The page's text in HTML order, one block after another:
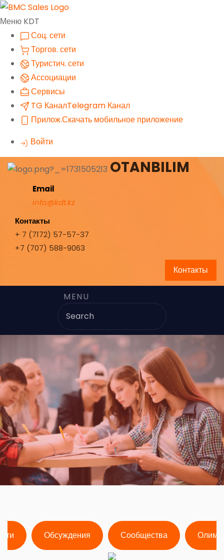
Меню KDT
Соц. сети
Торгов. сети
Туристич. сети
Ассоциации
Сервисы
TG КаналTelegram Канал
Прилож.Скачать мобильное приложение
Войти
OTANBILIM
Email
info@kdt.kz
Контакты
+ 7 (7172) 57-57-37
+7 (707) 588-9063
Контакты
MENU
Обсуждения Сообщества